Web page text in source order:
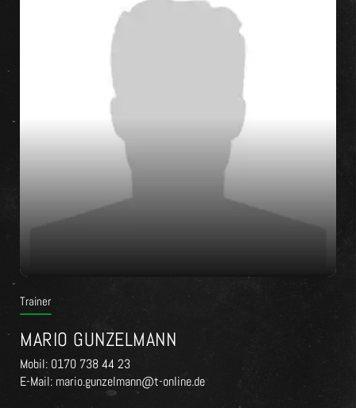
Trainer
MARIO GUNZELMANN
Mobil: 0170 738 44 23
E-Mail: mario.gunzelmann@t-online.de